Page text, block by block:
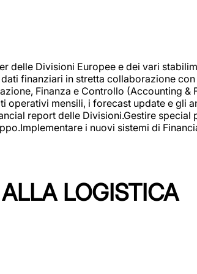
delle Divisioni Europee e dei vari
finanziari in stretta collaborazione
Finanza e Controllo (Accounting
mensili, i forecast update e gli
report delle Divisioni.Gestire
i nuovi sistemi di
LOGISTICA